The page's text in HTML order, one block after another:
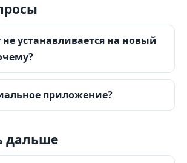
не устанавливается на новый
приложение?
дальше